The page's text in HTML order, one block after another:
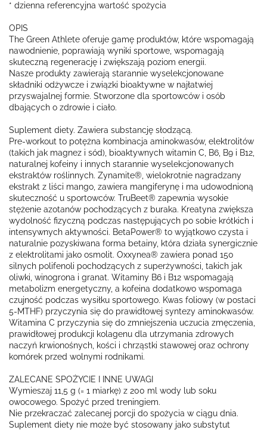
* dzienna referencyjna wartość spożycia
OPIS
The Green Athlete oferuje gamę produktów, które wspomagają
nawodnienie, poprawiają wyniki sportowe, wspomagają
skuteczną regenerację i zwiększają poziom energii.
Nasze produkty zawierają starannie wyselekcjonowane
składniki odżywcze i związki bioaktywne w najłatwiej
przyswajalnej formie. Stworzone dla sportowców i osób
dbających o zdrowie i ciało.
Suplement diety. Zawiera substancję słodzącą.
Pre-workout to potężna kombinacja aminokwasów, elektrolitów
(takich jak magnez i sód), bioaktywnych witamin C, B6, B9 i B12,
naturalnej kofeiny i innych starannie wyselekcjonowanych
ekstraktów roślinnych. Zynamite®, wielokrotnie nagradzany
ekstrakt z liści mango, zawiera mangiferynę i ma udowodnioną
skuteczność u sportowców. TruBeet® zapewnia wysokie
stężenie azotanów pochodzących z buraka. Kreatyna zwiększa
wydolność fizyczną podczas następujących po sobie krótkich i
intensywnych aktywności. BetaPower® to wyjątkowo czysta i
naturalnie pozyskiwana forma betainy, która działa synergicznie
z elektrolitami jako osmolit. Oxxynea® zawiera ponad 150
silnych polifenoli pochodzących z superżywności, takich jak
oliwki, winogrona i granat. Witaminy B6 i B12 wspomagają
metabolizm energetyczny, a kofeina dodatkowo wspomaga
czujność podczas wysiłku sportowego. Kwas foliowy (w postaci
5-MTHF) przyczynia się do prawidłowej syntezy aminokwasów.
Witamina C przyczynia się do zmniejszenia uczucia zmęczenia,
prawidłowej produkcji kolagenu dla utrzymania zdrowych
naczyń krwionośnych, kości i chrząstki stawowej oraz ochrony
komórek przed wolnymi rodnikami.
ZALECANE SPOŻYCIE I INNE UWAGI
Wymieszaj 11,5 g (= 1 miarkę) z 200 ml wody lub soku
owocowego. Spożyć przed treningiem.
Nie przekraczać zalecanej porcji do spożycia w ciągu dnia.
Suplement diety nie może być stosowany jako substytut